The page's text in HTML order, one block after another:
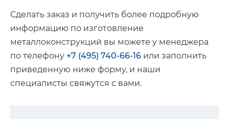
Сделать заказ и получить более подробную
информацию по изготовление
металлоконструкций вы можете у менеджера
по телефону +7 (495) 740-66-16 или заполнить
приведенную ниже форму, и наши
специалисты свяжутся с вами.